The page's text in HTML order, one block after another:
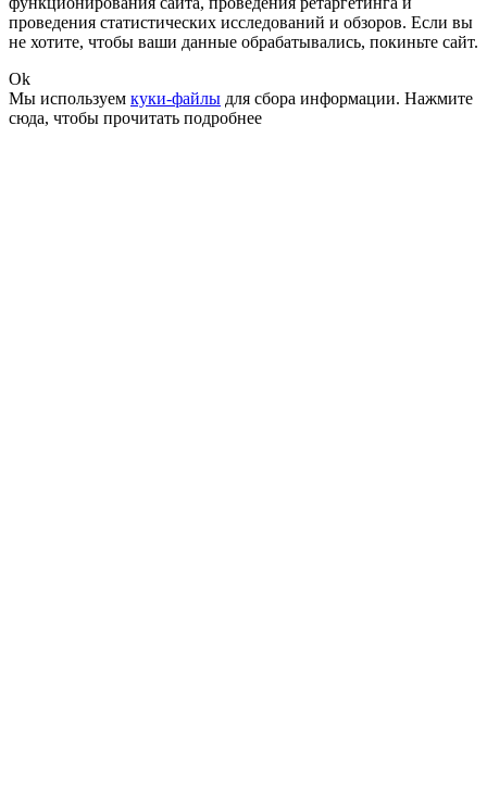
проведения статистических исследований и обзоров. Если вы
не хотите, чтобы ваши данные обрабатывались, покиньте сайт.
Ok
Мы используем куки-файлы для сбора информации. Нажмите
сюда, чтобы прочитать подробнее